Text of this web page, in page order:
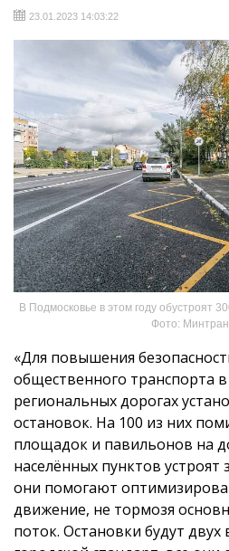
23.01.2023 14:03:22
В Подмосковье в этом году обустроят
Фото:
«Для повышения
общественного транспорта
региональных дорогах
остановок. На 100 из них
площадок и павильонов на
населённых пунктов
они помогают
движение, не тормозя
поток. Остановки будут